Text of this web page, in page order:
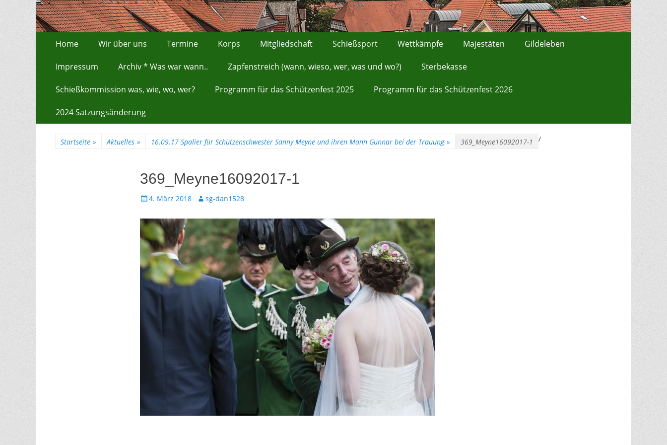
Erstes Menü
Inhalt:
Home Wir über uns Termine Korps Mitgliedschaft Schießsport Wettkämpfe Majestäten Gildeleben
Impressum Archiv * Was war wann.. Zapfenstreich (wann, wieso, wer, was und wo?) Sterbekasse
Schießkommission was, wie, wo, wer? Programm für das Schützenfest 2025 Programm für das Schützenfest 2026
2024 Satzungsänderung
Startseite » Aktuelles » /
16.09.17 Spalier für Schützenschwester Sanny Meyne und ihren Mann Gunnar bei der Trauung » 369_Meyne16092017-1
369_Meyne16092017-1
Gepostet
4. März 2018 Autorsg-dan1528